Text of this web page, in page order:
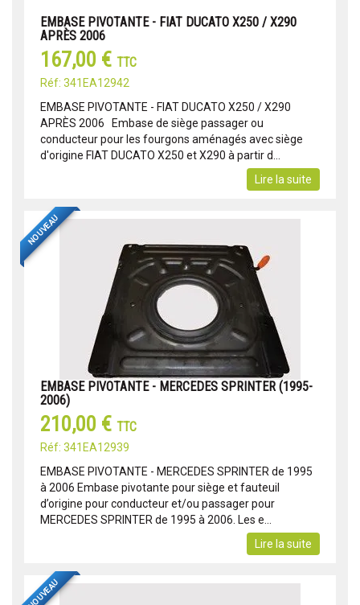
EMBASE PIVOTANTE - FIAT DUCATO X250 / X290
APRÈS 2006
167,00 € TTC
Réf: 341EA12942
EMBASE PIVOTANTE - FIAT DUCATO X250 / X290
APRÈS 2006 Embase de siège passager ou
conducteur pour les fourgons aménagés avec siège
d'origine FIAT DUCATO X250 et X290 à partir d...
Lire la suite
NOUVEAU
EMBASE PIVOTANTE - MERCEDES SPRINTER (1995-
2006)
210,00 € TTC
Réf: 341EA12939
EMBASE PIVOTANTE - MERCEDES SPRINTER de 1995
à 2006 Embase pivotante pour siège et fauteuil
d’origine pour conducteur et/ou passager pour
MERCEDES SPRINTER de 1995 à 2006. Les e...
Lire la suite
NOUVEAU